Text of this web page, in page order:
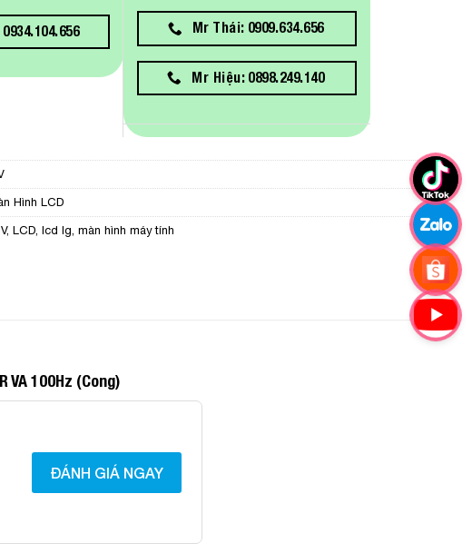
Mr Thái: 0909.634.656
Mr Hiệu: 0898.249.140
Hình LCD
, LCD lcd lg màn hình máy tính
VA 100Hz (Cong)
ĐÁNH GIÁ NGAY